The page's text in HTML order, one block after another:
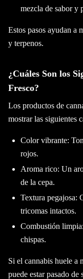
mezcla de sabor y
Estos pasos ayudan a
y terpenos.
¿Cuáles Son los
Fresco?
Los productos de
mostrar las siguientes
Color vibrante:
rojos.
Aroma rico: Un
de la cepa.
Textura pegajosa:
tricomas intactos.
Combustión
chispas.
Si el cannabis huele a
puede estar pasado